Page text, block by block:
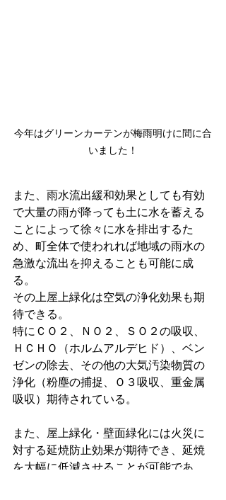
今年はグリーンカーテンが梅雨明けに間に合
いました！
また、雨水流出緩和効果としても有効
で大量の雨が降っても土に水を蓄える
ことによって徐々に水を排出するた
め、町全体で使われれば地域の雨水の
急激な流出を抑えることも可能に成
る。
その上屋上緑化は空気の浄化効果も期
待できる。
特にＣＯ２、ＮＯ２、ＳＯ２の吸収、
ＨＣＨＯ（ホルムアルデヒド）、ベン
ゼンの除去、その他の大気汚染物質の
浄化（粉塵の捕捉、Ｏ３吸収、重金属
吸収）期待されている。
また、屋上緑化・壁面緑化には火災に
対する延焼防止効果が期待でき、延焼
を大幅に低減させることが可能であ